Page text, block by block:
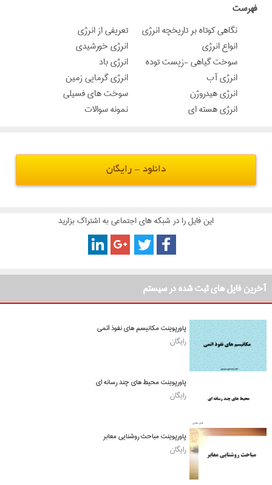
‌فهرست
نگاهی کوتاه بر تاریخچه انرژی
تعریفی از انرژی
انواع انرژی
انرژی خورشیدی
سوخت گیاهی -زیست توده
انرژی باد
انرژی آب
انرژی گرمایی زمین
انرژی هیدروژن
سوخت های فسیلی
انرژی هسته ای
نمونه سوالات
دانلود - رایگان
این فایل را در شبکه های اجتماعی به اشتراک بزارید
آخرین فایل های ثبت شده در سیستم
پاورپوینت مکانیسم های نفوذ اتمی
رایگان
پاورپوینت محیط های چند رسانه ای
رایگان
پاورپوینت مباحث روشنایی معابر
رایگان